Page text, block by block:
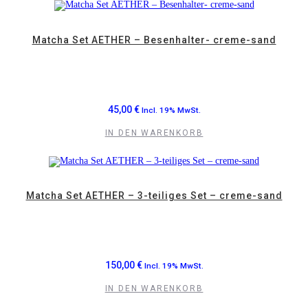
Matcha Set AETHER – Besenhalter- creme-sand
45,00€ Incl. 19% MwSt.
IN DEN WARENKORB
Matcha Set AETHER – 3-teiliges Set – creme-sand
150,00€ Incl. 19% MwSt.
IN DEN WARENKORB